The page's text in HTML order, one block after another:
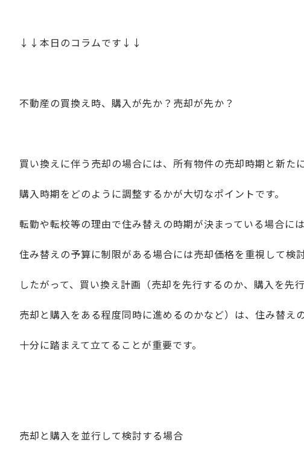
↓↓本日のコラムです↓↓
不動産の買換え時、購入が先か？売却が先か？
買い換えに伴う売却の場合には、所有物件の売却時期と新た
購入時期をどのように調整するかが大切なポイントです。
転勤や転校等の理由で住み替えの時期が決まっている場合には
住み替えの予算に制限がある場合には売却価格を重視して検
したがって、買い換え計画（売却を先行するのか、購入を先行
売却と購入をある程度同時に進めるのかなど）は、住み替え
十分に踏まえて立てることが重要です。
売却と購入を並行して検討する場合